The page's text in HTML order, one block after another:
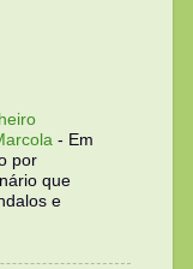
- Em
por
que
e